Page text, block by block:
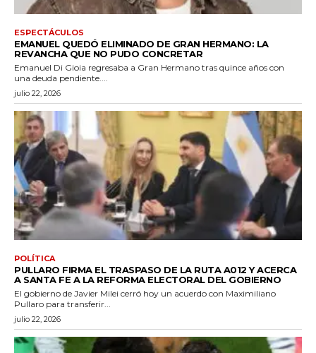
ESPECTÁCULOS
EMANUEL QUEDÓ ELIMINADO DE GRAN HERMANO: LA
REVANCHA QUE NO PUDO CONCRETAR
Emanuel Di Gioia regresaba a Gran Hermano tras quince años con
una deuda pendiente....
julio 22, 2026
POLÍTICA
PULLARO FIRMA EL TRASPASO DE LA RUTA A012 Y ACERCA
A SANTA FE A LA REFORMA ELECTORAL DEL GOBIERNO
El gobierno de Javier Milei cerró hoy un acuerdo con Maximiliano
Pullaro para transferir...
julio 22, 2026